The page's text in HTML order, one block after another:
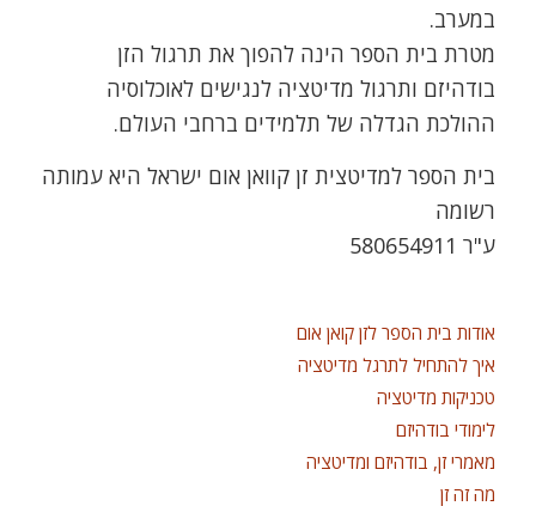
במערב.
מטרת בית הספר הינה להפוך את תרגול הזן
בודהיזם ותרגול מדיטציה לנגישים לאוכלוסיה
ההולכת הגדלה של תלמידים ברחבי העולם.
בית הספר למדיטצית זן קוואן אום ישראל היא עמותה
רשומה
ע"ר 580654911
אודות בית הספר לזן קואן אום
איך להתחיל לתרגל מדיטציה
טכניקות מדיטציה
לימודי בודהיזם
מאמרי זן, בודהיזם ומדיטציה
מה זה זן